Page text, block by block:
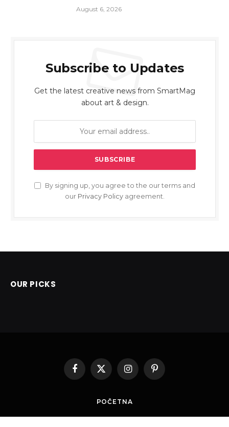
August 6, 2026
Subscribe to Updates
Get the latest creative news from SmartMag
about art & design.
By signing up, you agree to the our terms and
our Privacy Policy agreement.
OUR PICKS
Facebook
X
(Twitter)
InstagramPinterest
POČETNA